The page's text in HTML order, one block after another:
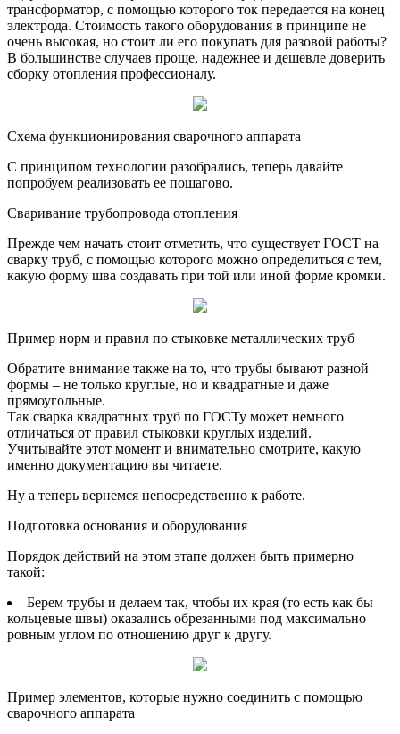
трансформатор, с помощью которого ток передается на конец
электрода. Стоимость такого оборудования в принципе не
очень высокая, но стоит ли его покупать для разовой работы?
В большинстве случаев проще, надежнее и дешевле доверить
сборку отопления профессионалу.
Схема функционирования сварочного аппарата
С принципом технологии разобрались, теперь давайте
попробуем реализовать ее пошагово.
Сваривание трубопровода отопления
Прежде чем начать стоит отметить, что существует ГОСТ на
сварку труб, с помощью которого можно определиться с тем,
какую форму шва создавать при той или иной форме кромки.
Пример норм и правил по стыковке металлических труб
Обратите внимание также на то, что трубы бывают разной
формы – не только круглые, но и квадратные и даже
прямоугольные.
Так сварка квадратных труб по ГОСТу может немного
отличаться от правил стыковки круглых изделий.
Учитывайте этот момент и внимательно смотрите, какую
именно документацию вы читаете.
Ну а теперь вернемся непосредственно к работе.
Подготовка основания и оборудования
Порядок действий на этом этапе должен быть примерно
такой:
Берем трубы и делаем так, чтобы их края (то есть как бы
кольцевые швы) оказались обрезанными под максимально
ровным углом по отношению друг к другу.
Пример элементов, которые нужно соединить с помощью
сварочного аппарата